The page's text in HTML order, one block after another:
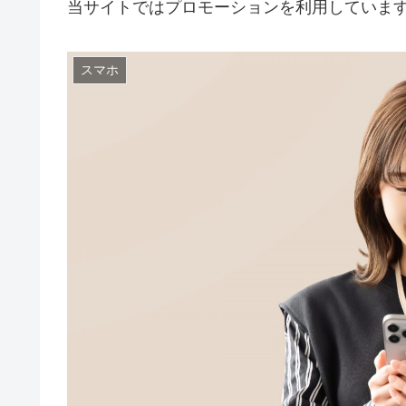
当サイトではプロモーションを利用していま
スマホ